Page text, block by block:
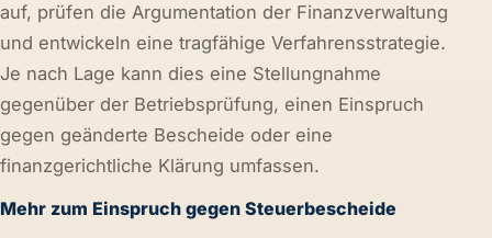
auf, prüfen die Argumentation der Finanzverwaltung
und entwickeln eine tragfähige Verfahrensstrategie.
Je nach Lage kann dies eine Stellungnahme
gegenüber der Betriebsprüfung, einen Einspruch
gegen geänderte Bescheide oder eine
finanzgerichtliche Klärung umfassen.
Mehr zum Einspruch gegen Steuerbescheide